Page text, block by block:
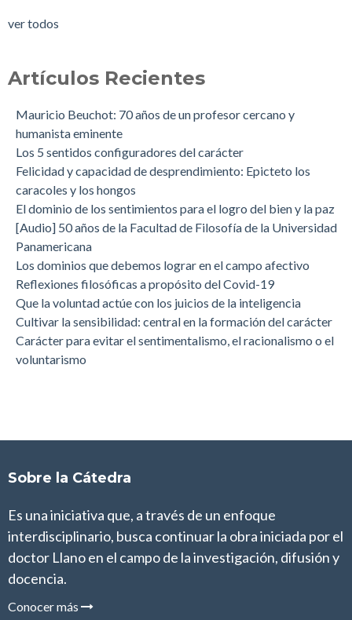
ver todos
Artículos Recientes
Mauricio Beuchot: 70 años de un profesor cercano y
humanista eminente
Los 5 sentidos configuradores del carácter
Felicidad y capacidad de desprendimiento: Epicteto los
caracoles y los hongos
El dominio de los sentimientos para el logro del bien y la paz
[Audio] 50 años de la Facultad de Filosofía de la Universidad
Panamericana
Los dominios que debemos lograr en el campo afectivo
Reflexiones filosóficas a propósito del Covid-19
Que la voluntad actúe con los juicios de la inteligencia
Cultivar la sensibilidad: central en la formación del carácter
Carácter para evitar el sentimentalismo, el racionalismo o el
voluntarismo
Sobre la Cátedra
Es una iniciativa que, a través de un enfoque
interdisciplinario, busca continuar la obra iniciada por el
doctor Llano en el campo de la investigación, difusión y
docencia.
Conocer más